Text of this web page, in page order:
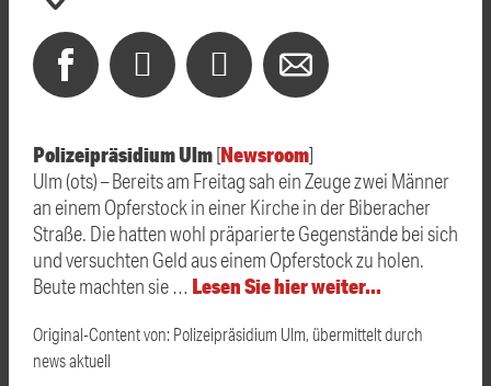
Polizeipräsidium Ulm[Newsroom]
Ulm (ots) – Bereits am Freitag sah ein Zeuge zwei Männer
an einem Opferstock in einer Kirche in der Biberacher
Straße. Die hatten wohl präparierte Gegenstände bei sich
und versuchten Geld aus einem Opferstock zu holen.
Beute machten sie … Lesen Sie hier weiter…
Original-Content von: Polizeipräsidium Ulm, übermittelt durch
news aktuell